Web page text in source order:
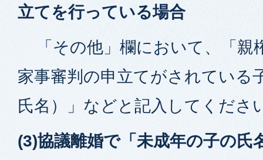
立てを行っている場合
「その他」欄において、「親
家事審判の申立てがされている
氏名）」などと記入してくださ
(3)協議離婚で「未成年の子の氏